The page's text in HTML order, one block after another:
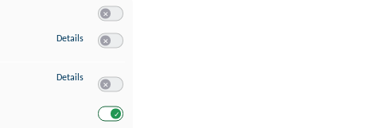
Details zu Speichern von oder Zugriff auf Informationen auf einem Endgerät
Details zu Verwendung reduzierter Daten zur Auswahl von Werbeanzeigen